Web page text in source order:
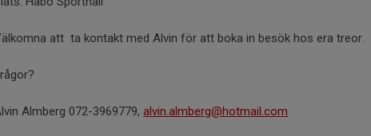
att ta kontakt med Alvin för att boka in besök hos era treor.
Almberg 072-3969779, alvin.almberg@hotmail.com